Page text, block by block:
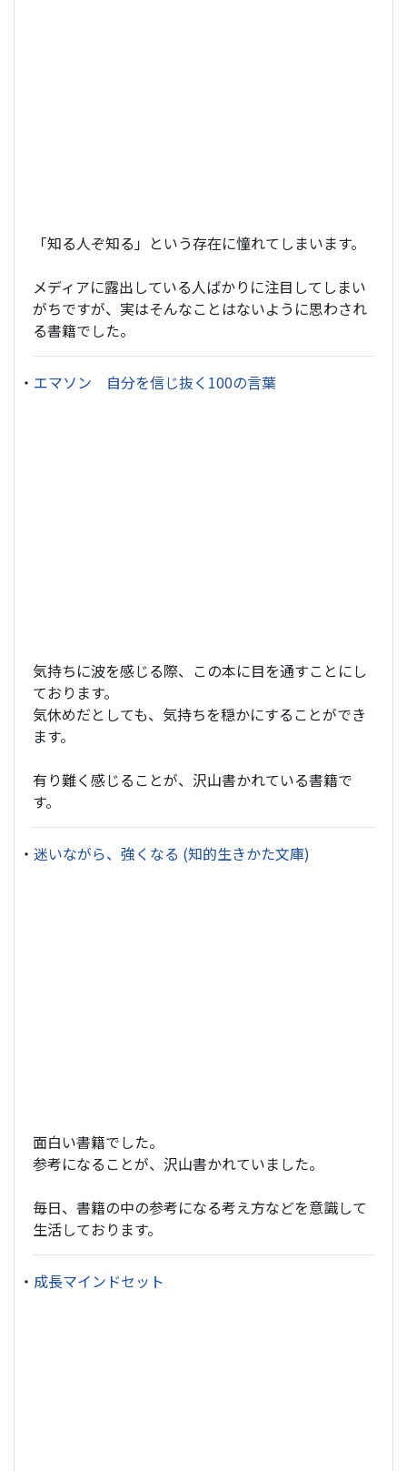
「知る人ぞ知る」という存在に憧れてしまいます。
メディアに露出している人ばかりに注目してしまい
がちですが、実はそんなことはないように思わされ
る書籍でした。
・ エマソン 自分を信じ抜く100の言葉
気持ちに波を感じる際、この本に目を通すことにし
ております。
気休めだとしても、気持ちを穏かにすることができ
ます。
有り難く感じることが、沢山書かれている書籍で
す。
・ 迷いながら、強くなる (知的生きかた文庫)
面白い書籍でした。
参考になることが、沢山書かれていました。
毎日、書籍の中の参考になる考え方などを意識して
生活しております。
・ 成長マインドセット